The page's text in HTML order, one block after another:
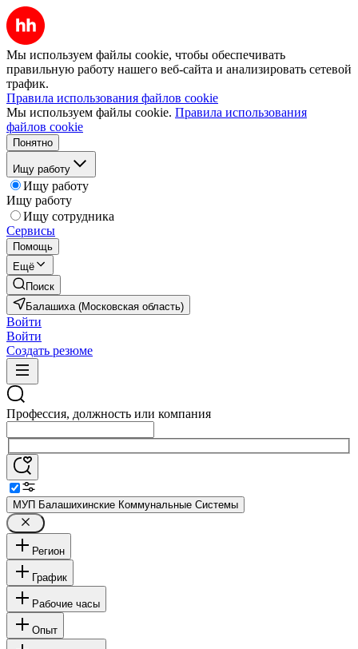
Мы используем файлы cookie, чтобы обеспечивать
правильную работу нашего веб-сайта и анализировать сетевой
трафик.
Правила использования файлов cookie
Мы используем файлы cookie. Правила использования
файлов cookie
Понятно
Ищу работу
Ищу работу
Ищу работу
Ищу сотрудника
Сервисы
Помощь
Ещё
Поиск
Балашиха (Московская область)
Войти
Войти
Создать резюме
Профессия, должность или компания
МУП Балашихинские Коммунальные Системы
Регион
График
Рабочие часы
Опыт